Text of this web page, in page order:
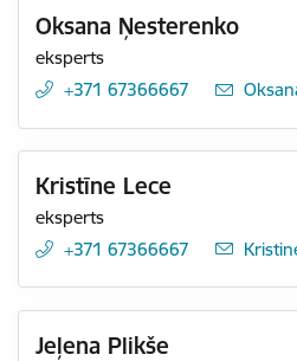
Oksana Ņesterenko
eksperts
+371 67366667
E-
Kristīne Lece
eksperts
+371 67366667
E-
Jeļena Plikše